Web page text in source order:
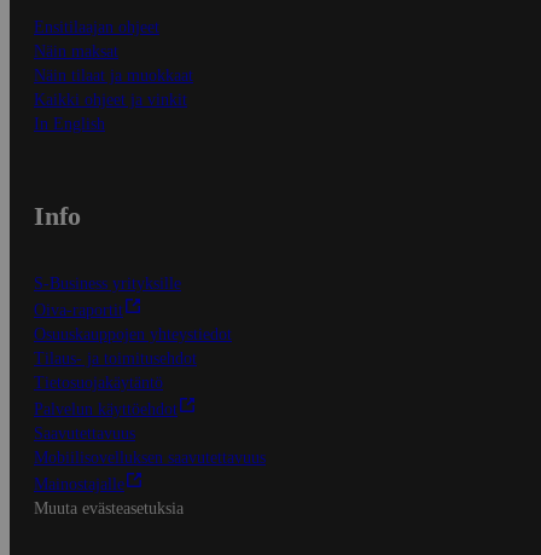
Ensitilaajan ohjeet
Näin maksat
Näin tilaat ja muokkaat
Kaikki ohjeet ja vinkit
In English
Info
S-Business yrityksille
Oiva-raportit
Osuuskauppojen yhteystiedot
Tilaus- ja toimitusehdot
Tietosuojakäytäntö
Palvelun käyttöehdot
Saavutettavuus
Mobiilisovelluksen saavutettavuus
Mainostajalle
Muuta evästeasetuksia